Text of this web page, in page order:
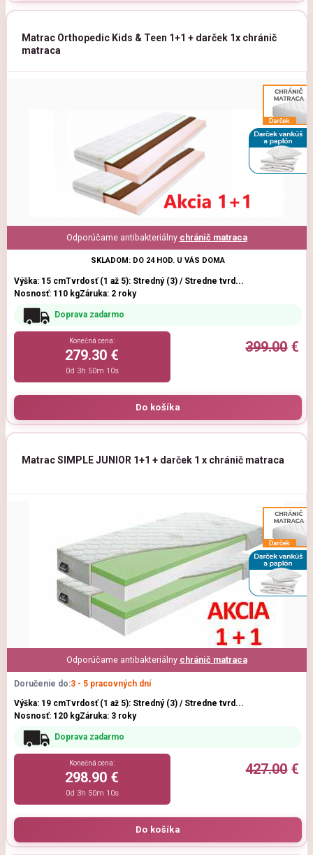
Matrac Orthopedic Kids & Teen 1+1 + darček 1x chránič
matraca
Odporúčame antibakteriálny chránič matraca
SKLADOM: DO 24 HOD. U VÁS DOMA
Výška: 15 cmTvrdosť (1 až 5): Stredný (3) / Stredne tvrd...
Nosnosť: 110 kgZáruka: 2 roky
Doprava zadarmo
399.00€
Konečná cena:
279.30 €
0d 3h 50m 9s
Matrac SIMPLE JUNIOR 1+1 + darček 1 x chránič matraca
Odporúčame antibakteriálny chránič matraca
Doručenie do:3 - 5 pracovných dní
Výška: 19 cmTvrdosť (1 až 5): Stredný (3) / Stredne tvrd...
Nosnosť: 120 kgZáruka: 3 roky
Doprava zadarmo
427.00€
Konečná cena:
298.90 €
0d 3h 50m 9s